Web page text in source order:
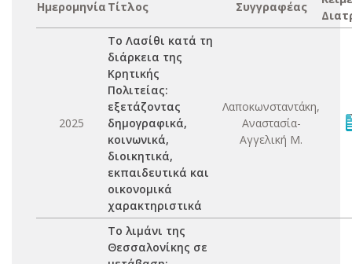
Ημερομηνία Τίτλος Συγγραφέας
2025
Το Λασίθι κατά τη
διάρκεια της
Κρητικής
Πολιτείας:
εξετάζοντας
δημογραφικά,
κοινωνικά,
διοικητικά,
εκπαιδευτικά και
οικονομικά
χαρακτηριστικά
Λαποκωνσταντάκη,
Αναστασία-
Αγγελική Μ.
Το λιμάνι της
Θεσσαλονίκης σε